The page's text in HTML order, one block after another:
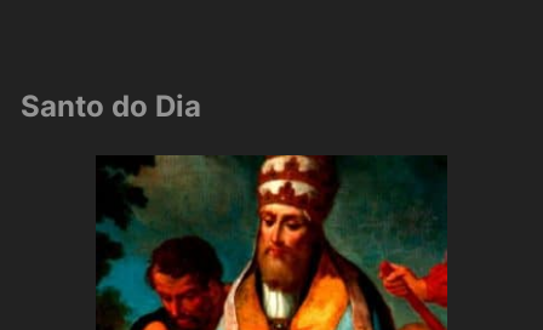
Santo do Dia